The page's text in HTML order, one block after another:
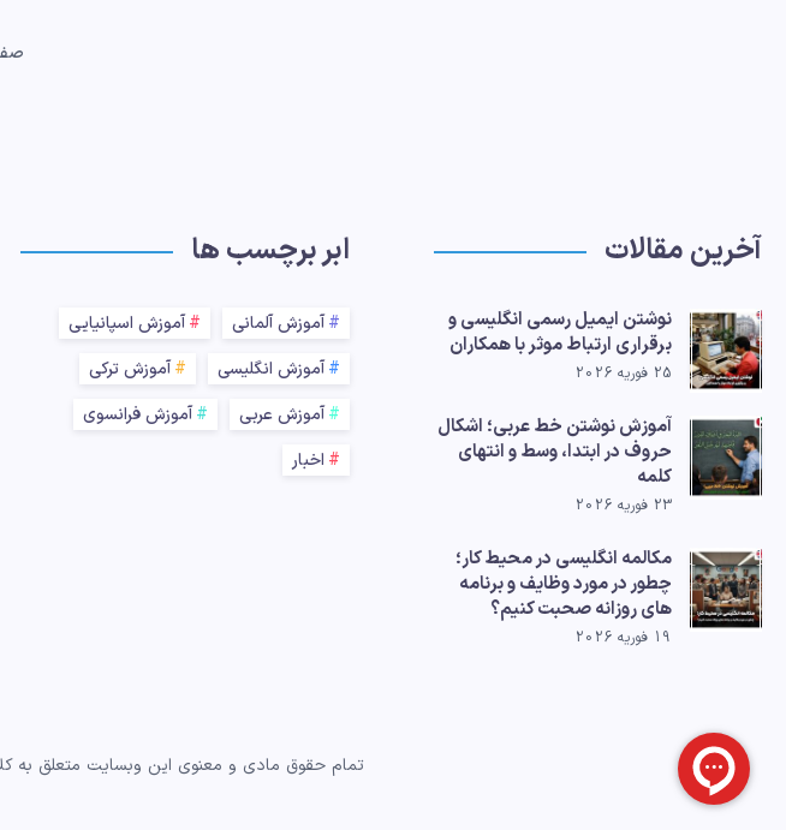
صفحه
آخرین مقالات
نوشتن ایمیل رسمی انگلیسی و
برقراری ارتباط موثر با همکاران
25 فوریه 2026
آموزش نوشتن خط عربی؛ اشکال
حروف در ابتدا، وسط و انتهای
کلمه
23 فوریه 2026
مکالمه انگلیسی در محیط کار؛
چطور در مورد وظایف و برنامه
های روزانه صحبت کنیم؟
19 فوریه 2026
ابر برچسب ها
آموزش آلمانی
آموزش اسپانیایی
آموزش انگلیسی
آموزش ترکی
آموزش عربی
آموزش فرانسوی
اخبار
تمام حقوق مادی و معنوی این وبسایت متعلق به